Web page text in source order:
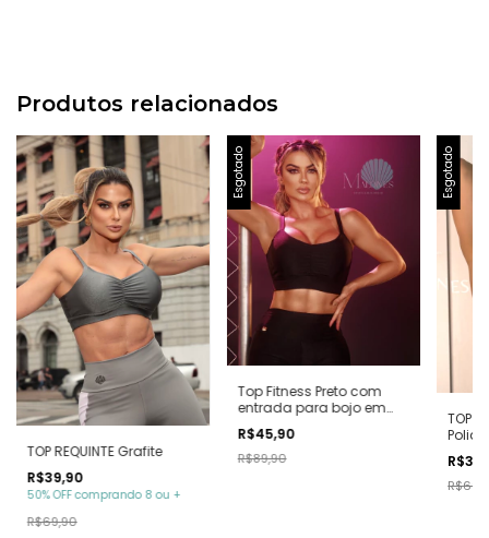
Produtos relacionados
TOP REQUINTE Grafite
R$39,90
50% OFF comprando 8 ou +
R$69,90
Esgotado
Top Fitness Preto com
entrada para bojo em
Poliamida
R$45,90
R$89,90
Esgotado
TOP